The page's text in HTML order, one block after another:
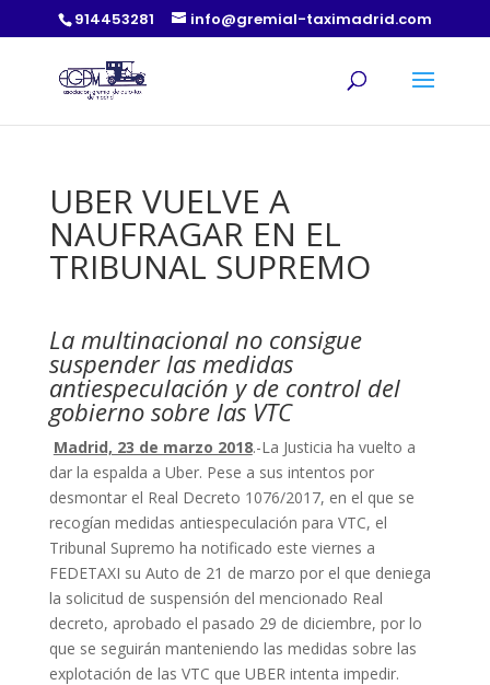
914453281 info@gremial-taximadrid.com
UBER VUELVE A
NAUFRAGAR EN EL
TRIBUNAL SUPREMO
La multinacional no consigue
suspender las medidas
antiespeculación y de control del
gobierno sobre las VTC
Madrid, 23 de marzo 2018.-La Justicia ha vuelto a
dar la espalda a Uber. Pese a sus intentos por
desmontar el Real Decreto 1076/2017, en el que se
recogían medidas antiespeculación para VTC, el
Tribunal Supremo ha notificado este viernes a
FEDETAXI su Auto de 21 de marzo por el que deniega
la solicitud de suspensión del mencionado Real
decreto, aprobado el pasado 29 de diciembre, por lo
que se seguirán manteniendo las medidas sobre las
explotación de las VTC que UBER intenta impedir.